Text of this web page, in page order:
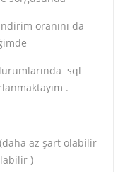
oranını da
sql
.
az şart olabilir
)